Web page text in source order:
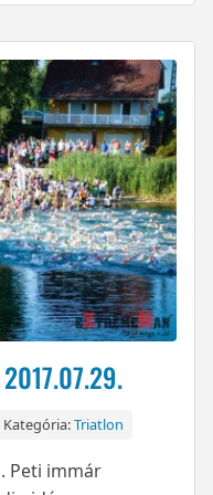
Kategória:Triatlon
Peti immár